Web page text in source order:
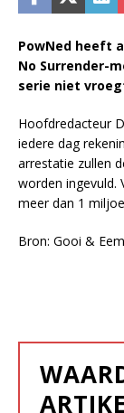
PowNed heeft
No Surrender-
serie niet
Hoofdredacteur
iedere dag
arrestatie zullen
worden ingevuld.
meer dan 1
Bron: Gooi &